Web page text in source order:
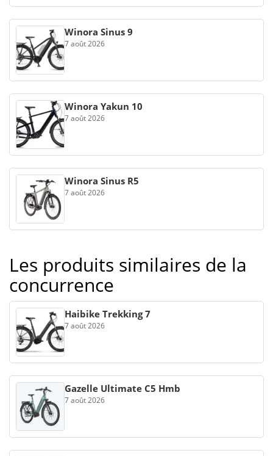
Winora Sinus 9
7 août 2026
Winora Yakun 10
7 août 2026
Winora Sinus R5
7 août 2026
Les produits similaires de la
concurrence
Haibike Trekking 7
7 août 2026
Gazelle Ultimate C5 Hmb
7 août 2026